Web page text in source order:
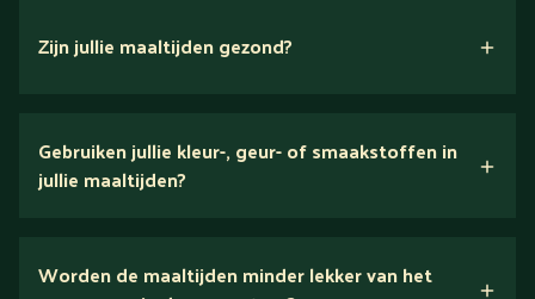
Zijn jullie maaltijden gezond?
voedingsexperts
Gebruiken jullie kleur-, geur- of smaakstoffen in
jullie maaltijden?
Worden de maaltijden minder lekker van het